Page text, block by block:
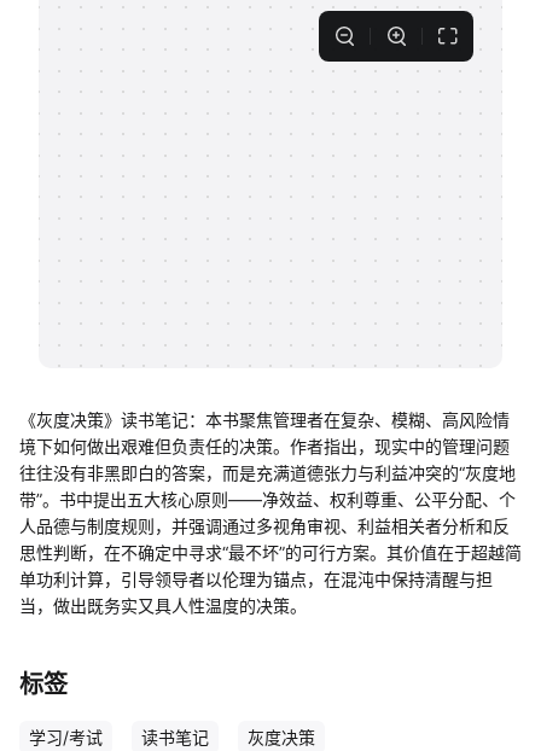
私有化部署
帮助中心
知识分享社区
《灰度决策》读书笔记：本书聚焦管理者在复杂、模糊、高风险情
境下如何做出艰难但负责任的决策。作者指出，现实中的管理问题
往往没有非黑即白的答案，而是充满道德张力与利益冲突的“灰度地
带”。书中提出五大核心原则——净效益、权利尊重、公平分配、个
人品德与制度规则，并强调通过多视角审视、利益相关者分析和反
思性判断，在不确定中寻求“最不坏”的可行方案。其价值在于超越简
单功利计算，引导领导者以伦理为锚点，在混沌中保持清醒与担
当，做出既务实又具人性温度的决策。
标签
学习/考试 读书笔记 灰度决策